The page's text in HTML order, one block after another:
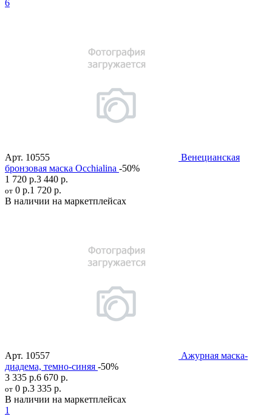
6
Арт. 10555
Венецианская
бронзовая маска Occhialina -50%
1 720 р.3 440 р.
от 0 р.1 720 р.
В наличии на маркетплейсах
Арт. 10557
Ажурная маска-
диадема, темно-синяя -50%
3 335 р.6 670 р.
от 0 р.3 335 р.
В наличии на маркетплейсах
1